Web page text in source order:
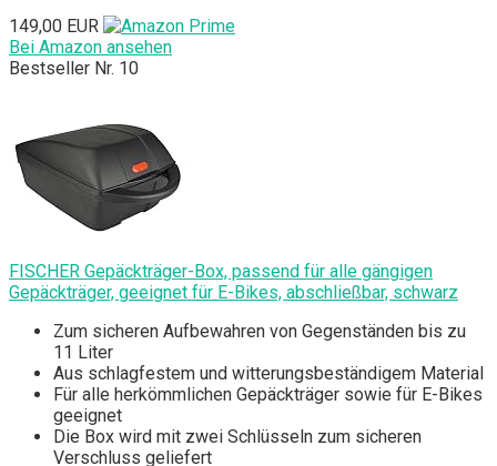
149,00 EUR
Bei Amazon ansehen
Bestseller Nr. 10
FISCHER Gepäckträger-Box, passend für alle gängigen
Gepäckträger, geeignet für E-Bikes, abschließbar, schwarz
Zum sicheren Aufbewahren von Gegenständen bis zu
11 Liter
Aus schlagfestem und witterungsbeständigem Material
Für alle herkömmlichen Gepäckträger sowie für E-Bikes
geeignet
Die Box wird mit zwei Schlüsseln zum sicheren
Verschluss geliefert